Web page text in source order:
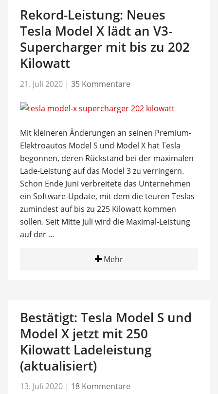
Rekord-Leistung: Neues
Tesla Model X lädt an V3-
Supercharger mit bis zu 202
Kilowatt
21. Juli 2020 | 35 Kommentare
Mit kleineren Änderungen an seinen Premium-
Elektroautos Model S und Model X hat Tesla
begonnen, deren Rückstand bei der maximalen
Lade-Leistung auf das Model 3 zu verringern.
Schon Ende Juni verbreitete das Unternehmen
ein Software-Update, mit dem die teuren Teslas
zumindest auf bis zu 225 Kilowatt kommen
sollen. Seit Mitte Juli wird die Maximal-Leistung
auf der …
Mehr
Bestätigt: Tesla Model S und
Model X jetzt mit 250
Kilowatt Ladeleistung
(aktualisiert)
13. Juli 2020 | 18 Kommentare